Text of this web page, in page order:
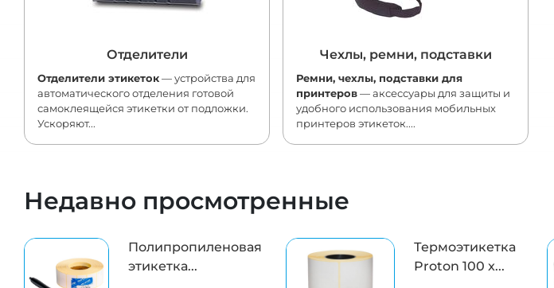
Отделители
Отделители этикеток— устройства для
автоматического отделения готовой
самоклеящейся этикетки от подложки.
Ускоряют...
Чехлы, ремни, подставки
Ремни, чехлы, подставки для
принтеров— аксессуары для защиты и
удобного использования мобильных
принтеров этикеток....
Недавно просмотренные
Полипропиленовая
этикетка...
Термоэтикетка
Proton 100 x...